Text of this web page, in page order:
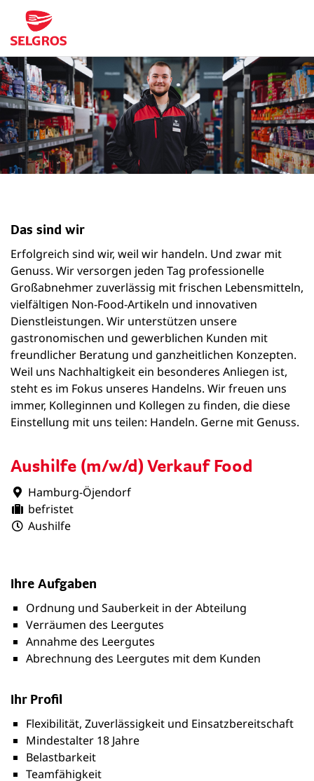
Aushilfe (m/w/d) Verkauf Food
Hamburg-Öjendorf
befristet
Aushilfe
Das sind wir
Erfolgreich sind wir, weil wir handeln. Und zwar mit
Genuss. Wir versorgen jeden Tag professionelle
Großabnehmer zuverlässig mit frischen Lebensmitteln,
vielfältigen Non-Food-Artikeln und innovativen
Dienstleistungen. Wir unterstützen unsere
gastronomischen und gewerblichen Kunden mit
freundlicher Beratung und ganzheitlichen Konzepten.
Weil uns Nachhaltigkeit ein besonderes Anliegen ist,
steht es im Fokus unseres Handelns. Wir freuen uns
immer, Kolleginnen und Kollegen zu finden, die diese
Einstellung mit uns teilen: Handeln. Gerne mit Genuss.
Ihre Aufgaben
Ordnung und Sauberkeit in der Abteilung
Verräumen des Leergutes
Annahme des Leergutes
Abrechnung des Leergutes mit dem Kunden
Ihr Profil
Flexibilität, Zuverlässigkeit und Einsatzbereitschaft
Mindestalter 18 Jahre
Belastbarkeit
Teamfähigkeit